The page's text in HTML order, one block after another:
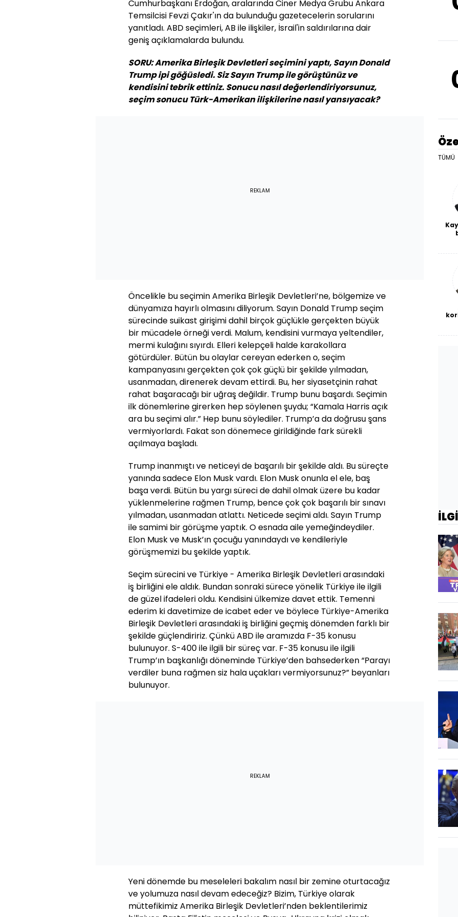
Cumhurbaşkanı Erdoğan, aralarında Ciner Medya Grubu Ankara
Temsilcisi Fevzi Çakır'ın da bulunduğu gazetecelerin sorularını
yanıtladı. ABD seçimleri, AB ile ilişkiler, İsrail'in saldırılarına dair
geniş açıklamalarda bulundu.
SORU: Amerika Birleşik Devletleri seçimini yaptı, Sayın Donald
Trump ipi göğüsledi. Siz Sayın Trump ile görüştünüz ve
kendisini tebrik ettiniz. Sonucu nasıl değerlendiriyorsunuz,
seçim sonucu Türk-Amerikan ilişkilerine nasıl yansıyacak?
REKLAM
Öncelikle bu seçimin Amerika Birleşik Devletleri’ne, bölgemize ve
dünyamıza hayırlı olmasını diliyorum. Sayın Donald Trump seçim
sürecinde suikast girişimi dahil birçok güçlükle gerçekten büyük
bir mücadele örneği verdi. Malum, kendisini vurmaya yeltendiler,
mermi kulağını sıyırdı. Elleri kelepçeli halde karakollara
götürdüler. Bütün bu olaylar cereyan ederken o, seçim
kampanyasını gerçekten çok çok güçlü bir şekilde yılmadan,
usanmadan, direnerek devam ettirdi. Bu, her siyasetçinin rahat
rahat başaracağı bir uğraş değildir. Trump bunu başardı. Seçimin
ilk dönemlerine girerken hep söylenen şuydu; “Kamala Harris açık
ara bu seçimi alır.” Hep bunu söylediler. Trump’a da doğrusu şans
vermiyorlardı. Fakat son dönemece girildiğinde fark sürekli
açılmaya başladı.
Trump inanmıştı ve neticeyi de başarılı bir şekilde aldı. Bu süreçte
yanında sadece Elon Musk vardı. Elon Musk onunla el ele, baş
başa verdi. Bütün bu yargı süreci de dahil olmak üzere bu kadar
yüklenmelerine rağmen Trump, bence çok çok başarılı bir sınavı
yılmadan, usanmadan atlattı. Neticede seçimi aldı. Sayın Trump
ile samimi bir görüşme yaptık. O esnada aile yemeğindeydiler.
Elon Musk ve Musk’ın çocuğu yanındaydı ve kendileriyle
görüşmemizi bu şekilde yaptık.
Seçim sürecini ve Türkiye - Amerika Birleşik Devletleri arasındaki
iş birliğini ele aldık. Bundan sonraki sürece yönelik Türkiye ile ilgili
de güzel ifadeleri oldu. Kendisini ülkemize davet ettik. Temenni
ederim ki davetimize de icabet eder ve böylece Türkiye-Amerika
Birleşik Devletleri arasındaki iş birliğini geçmiş dönemden farklı bir
şekilde güçlendiririz. Çünkü ABD ile aramızda F-35 konusu
bulunuyor. S-400 ile ilgili bir süreç var. F-35 konusu ile ilgili
Trump’ın başkanlığı döneminde Türkiye’den bahsederken “Parayı
verdiler buna rağmen siz hala uçakları vermiyorsunuz?” beyanları
bulunuyor.
REKLAM
Yeni dönemde bu meseleleri bakalım nasıl bir zemine oturtacağız
ve yolumuza nasıl devam edeceğiz? Bizim, Türkiye olarak
müttefikimiz Amerika Birleşik Devletleri’nden beklentilerimiz
TÜMÜ